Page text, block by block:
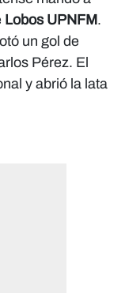
Lobos UPNFM .
un gol de
Pérez. El
y abrió la lata